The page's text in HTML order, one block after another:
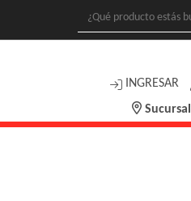
INGRESAR
Sucursal